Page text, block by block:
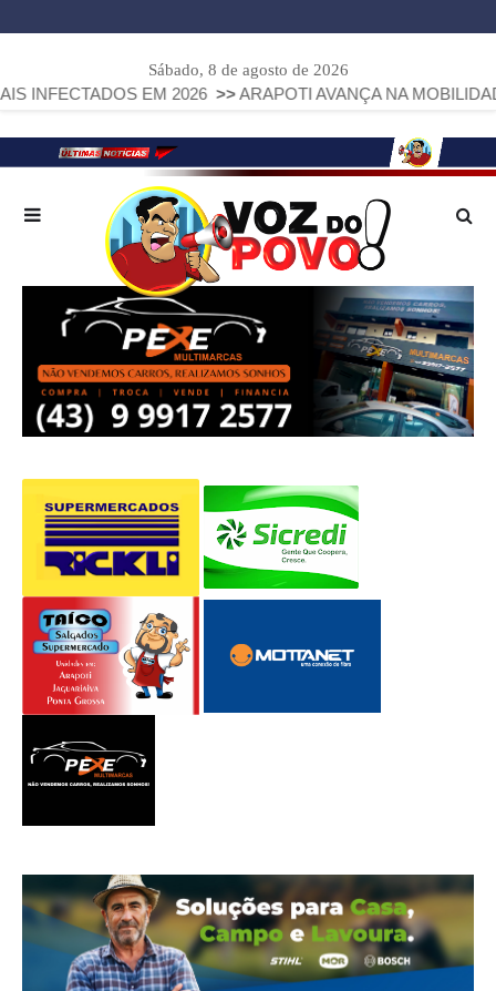
Sábado, 8 de agosto de 2026
EM 2026 >>ARAPOTI AVANÇA NA MOBILIDADE